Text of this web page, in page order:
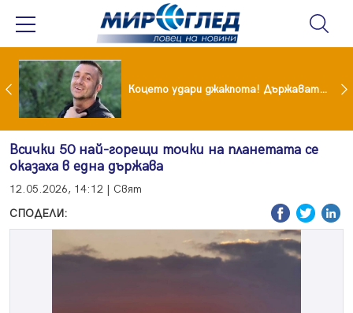
Тишина преди бурята! Защо Саня Армутлиева продължава да мълчи за раздялата с Дара? Коцето удари джакпота! Държавата му плаща 95 000 евро
Всички 50 най-горещи точки на планетата се
оказаха в една държава
12.05.2026, 14:12 | Свят
СПОДЕЛИ: